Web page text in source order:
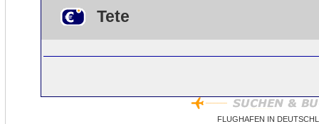
Tete
FLUGHAFEN IN